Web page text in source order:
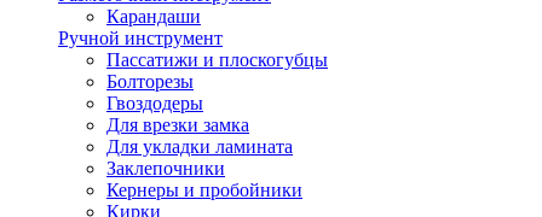
Карандаши
Ручной инструмент
Пассатижи и плоскогубцы
Болторезы
Гвоздодеры
Для врезки замка
Для укладки ламината
Заклепочники
Кернеры и пробойники
Кирки